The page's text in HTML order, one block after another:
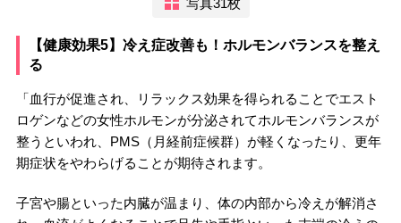
写真31枚
【健康効果5】冷え症改善も！ホルモンバランスを整え
る
「血行が促進され、リラックス効果を得られることでエスト
ロゲンなどの女性ホルモンが分泌されてホルモンバランスが
整うといわれ、PMS（月経前症候群）が軽くなったり、更年
期症状をやわらげることが期待されます。
子宮や腸といった内臓が温まり、体の内部から冷えが解消さ